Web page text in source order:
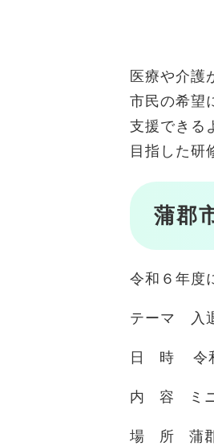
医療や介護
市民の希望
支援できる
目指した研
蒲郡
令和６年度
テーマ 入
日 時 令和
内 容 ミニ
場 所 蒲